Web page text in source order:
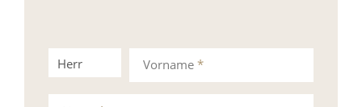
Herr Frau
Vorname *